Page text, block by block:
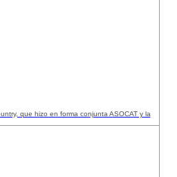
que hizo en forma conjunta ASOCAT y la